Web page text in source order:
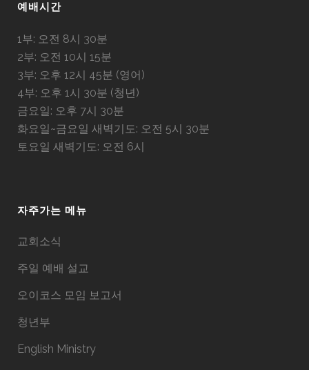
예배시간
1부: 오전 8시 30분
2부: 오전 10시 15분
3부: 오후 12시 45분 (영어)
4부: 오후 1시 30분 (청년)
금요일: 오후 7시 30분
화요일~금요일 새벽기도: 오전 5시 30분
토요일 새벽기도: 오전 6시
자주가는 메뉴
교회소식
주일 예배 설교
오이코스 모임 보고서
청년부
English Ministry